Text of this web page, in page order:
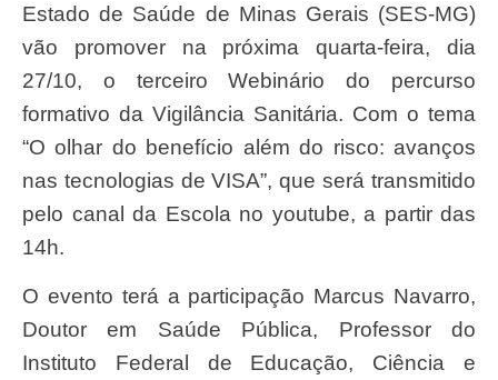
Estado de Saúde de Minas Gerais (SES-MG)
vão promover na próxima quarta-feira, dia
27/10, o terceiro Webinário do percurso
formativo da Vigilância Sanitária. Com o tema
“O olhar do benefício além do risco: avanços
nas tecnologias de VISA”, que será transmitido
pelo canal da Escola no youtube, a partir das
14h.
O evento terá a participação Marcus Navarro,
Doutor em Saúde Pública, Professor do
Instituto Federal de Educação, Ciência e